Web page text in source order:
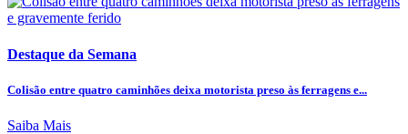
Destaque da Semana
Colisão entre quatro caminhões deixa motorista preso às ferragens e...
Saiba Mais